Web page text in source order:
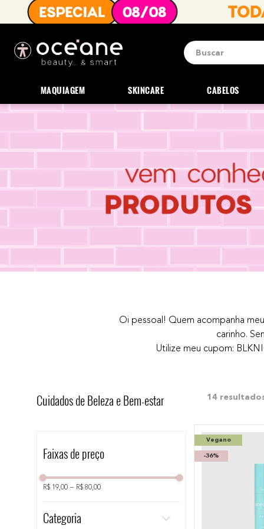
Buscar
MAQUIAGEM SKINCARE CABELOS
Oi pessoal! Quem acompanha
carinho.
Utilize meu cupom:
Cuidados de Beleza e Bem-estar
Categoria
Faixas de preço
R$ 19,00 – R$ 80,00
14
Vegano
-36%
Termos mais
contorno
6º
iluminador
º
necessaire
10
bronzer